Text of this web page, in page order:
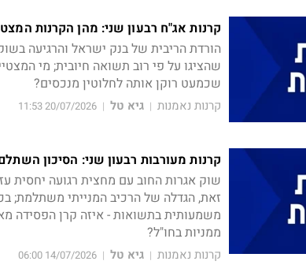
קרנות אג"ח רבעון שני: מהן הקרנות
הורדת הריבית של בנק ישראל והרגיעה
שהציגו על פי רוב תשואה חיובית; מי
שכמעט רוקן אותה לחלוטין מנכסים?
קרנות נאמנות | גיא טל |
20/07/2026 11:53
קרנות מעורבות רבעון שני: הסיכון
שוק אגרות החוב עם מחצית רגועה יחסית
זאת, הגדלה של הרכיב המנייתי משתלמת;
משמעותית בתשואות - איזה קרן הפסידה
ממניות בחו"ל?
קרנות נאמנות | גיא טל |
14/07/2026 06:00